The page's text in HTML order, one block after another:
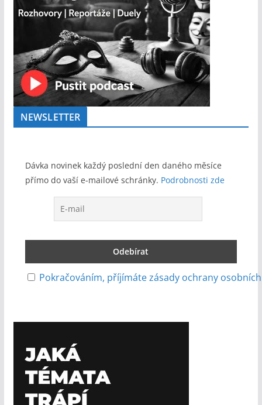
NEWSLETTER
Dávka novinek každý poslední den daného měsíce
přímo do vaší e-mailové schránky. Podrobnosti zde
Pokračováním, příjímáte zásady ochrany